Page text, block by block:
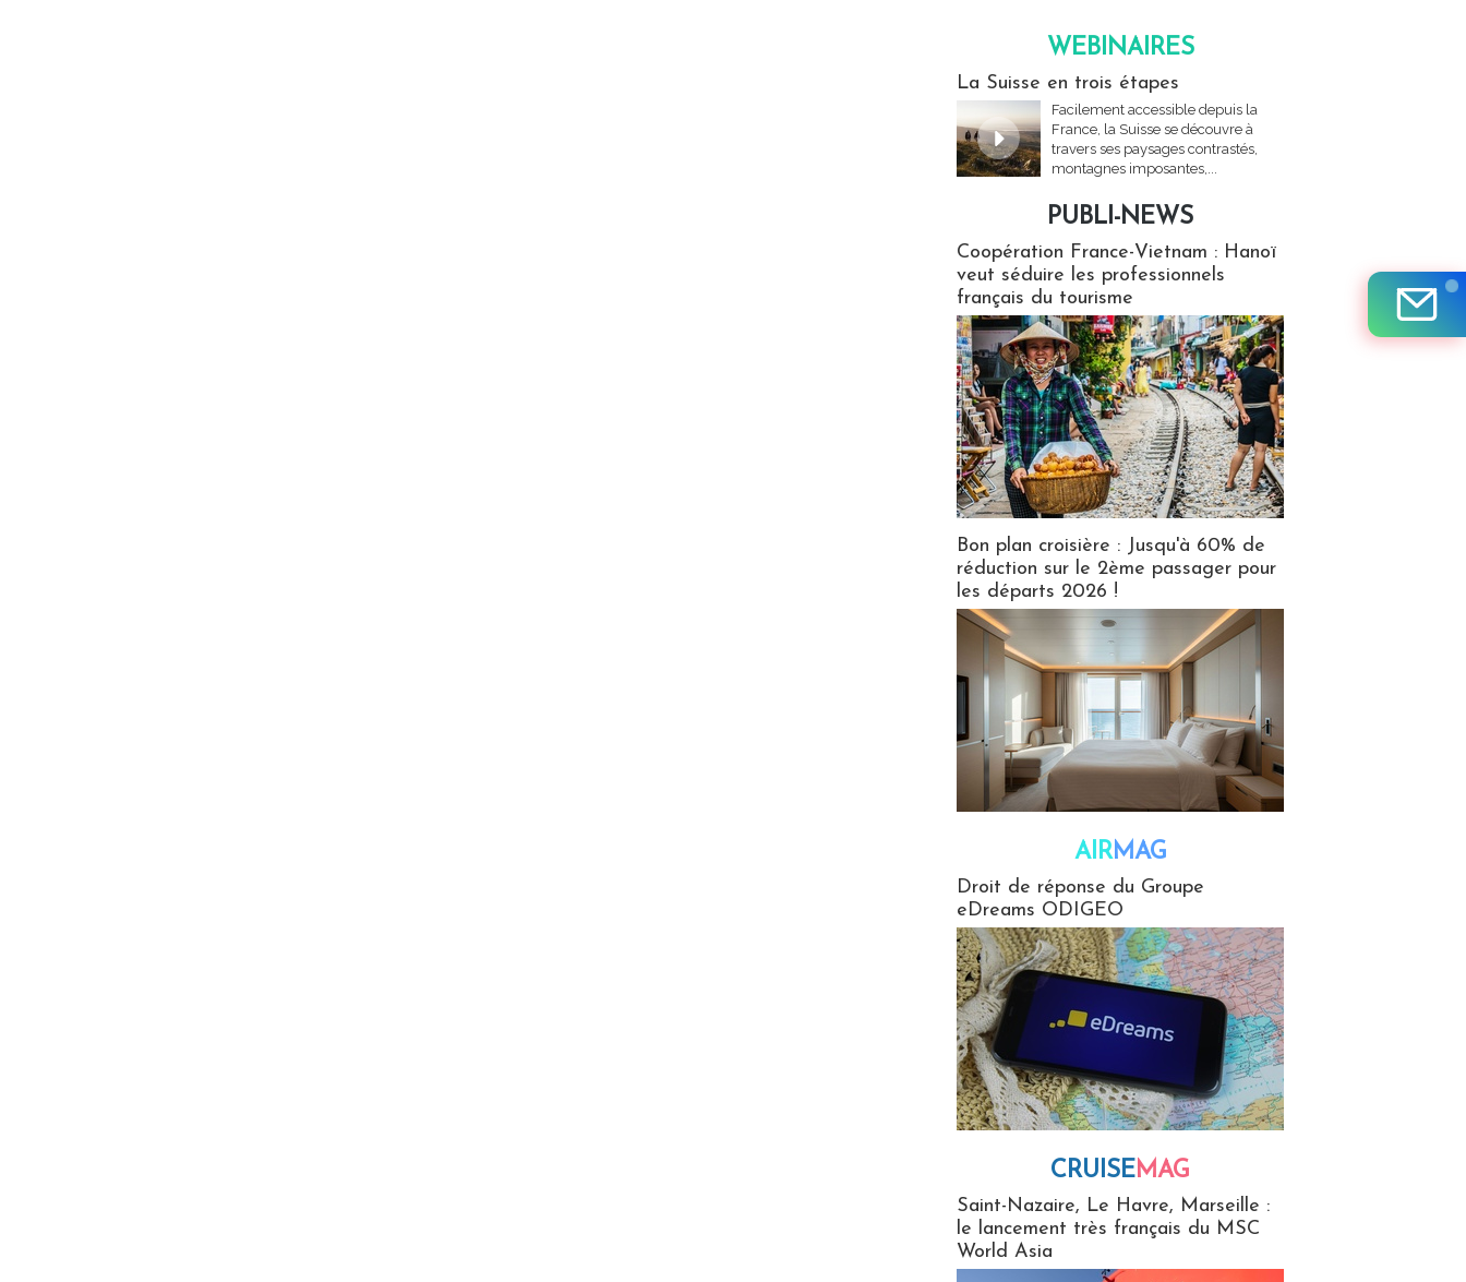
WEBINAIRES
La Suisse en trois étapes
Facilement accessible depuis la
France, la Suisse se découvre à
travers ses paysages contrastés,
montagnes imposantes,...
PUBLI-NEWS
Coopération France-Vietnam : Hanoï
veut séduire les professionnels
français du tourisme
Bon plan croisière : Jusqu'à 60% de
réduction sur le 2ème passager pour
les départs 2026 !
AIRMAG
Droit de réponse du Groupe
eDreams ODIGEO
CRUISEMAG
Saint-Nazaire, Le Havre, Marseille :
le lancement très français du MSC
World Asia